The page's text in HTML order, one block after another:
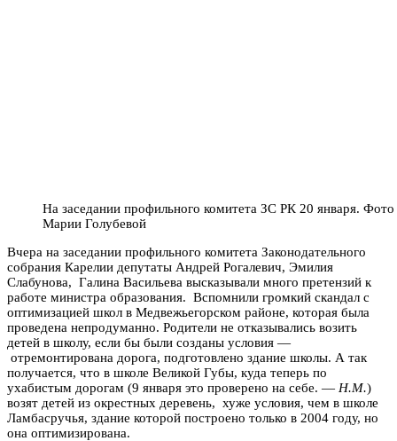
На заседании профильного комитета ЗС РК 20 января. Фото
Марии Голубевой
Вчера на заседании профильного комитета Законодательного
собрания Карелии депутаты Андрей Рогалевич, Эмилия
Слабунова, Галина Васильева высказывали много претензий к
работе министра образования. Вспомнили громкий скандал с
оптимизацией школ в Медвежьегорском районе, которая была
проведена непродуманно. Родители не отказывались возить
детей в школу, если бы были созданы условия —
отремонтирована дорога, подготовлено здание школы. А так
получается, что в школе Великой Губы, куда теперь по
ухабистым дорогам (9 января это проверено на себе. — Н.М.)
возят детей из окрестных деревень, хуже условия, чем в школе
Ламбасручья, здание которой построено только в 2004 году, но
она оптимизирована.